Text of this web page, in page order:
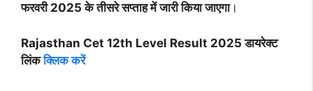
फरवरी 2025 के तीसरे सप्ताह में जारी किया जाएगा।
Rajasthan Cet 12th Level Result 2025 डायरेक्ट
लिंकक्लिक करें